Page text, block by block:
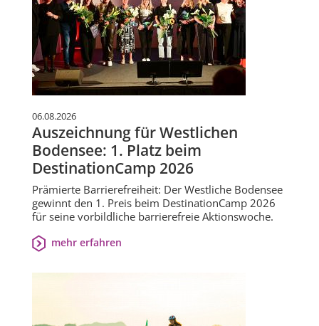
06.08.2026
Auszeichnung für Westlichen
Bodensee: 1. Platz beim
DestinationCamp 2026
Prämierte Barrierefreiheit: Der Westliche Bodensee
gewinnt den 1. Preis beim DestinationCamp 2026
für seine vorbildliche barrierefreie Aktionswoche.
mehr erfahren